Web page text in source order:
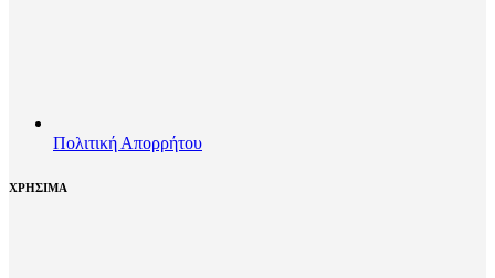
Πολιτική Απορρήτου
ΧΡΗΣΙΜΑ